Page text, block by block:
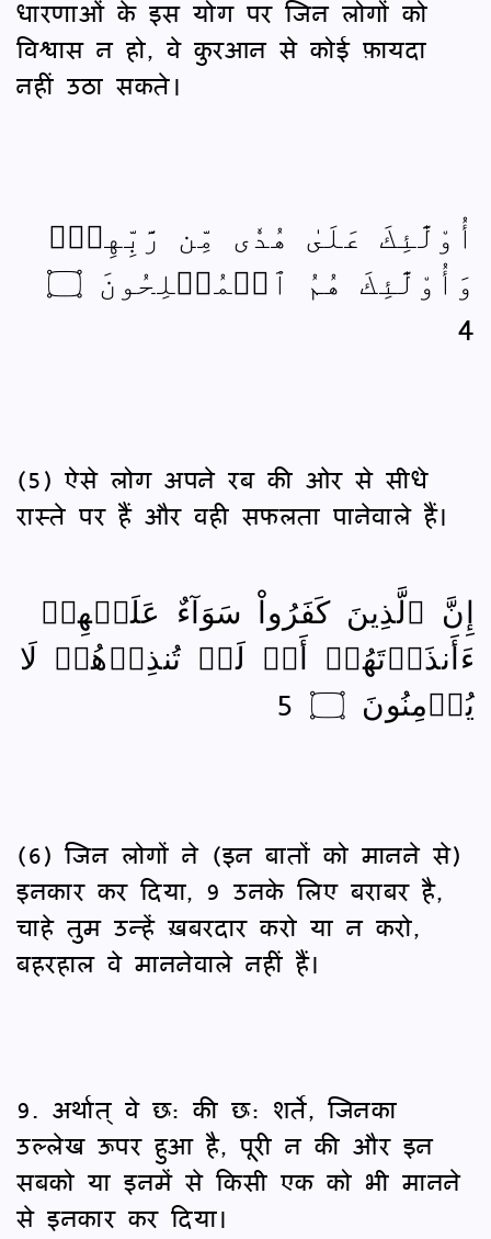
धारणाओं के इस योग पर जिन लोगों को
विश्वास न हो, वे कुरआन से कोई फ़ायदा
नहीं उठा सकते।
أُوْلَٰٓئِكَ عَلَىٰ هُدٗى مِّن رَّبِّهِمۡۖ
وَأُوْلَٰٓئِكَ هُمُ ٱلۡمُفۡلِحُونَ ۝
4
(5) ऐसे लोग अपने रब की ओर से सीधे
रास्ते पर हैं और वही सफलता पानेवाले हैं।
إِنَّ ٱلَّذِينَ كَفَرُواْ سَوَآءٌ عَلَيۡهِمۡ
ءَأَنذَرۡتَهُمۡ أَمۡ لَمۡ تُنذِرۡهُمۡ لَا
يُؤۡمِنُونَ ۝ 5
(6) जिन लोगों ने (इन बातों को मानने से)
इनकार कर दिया, 9 उनके लिए बराबर है,
चाहे तुम उन्हें ख़बरदार करो या न करो,
बहरहाल वे माननेवाले नहीं हैं।
9. अर्थात् वे छ: की छ: शर्ते, जिनका
उल्लेख ऊपर हुआ है, पूरी न की और इन
सबको या इनमें से किसी एक को भी मानने
से इनकार कर दिया।